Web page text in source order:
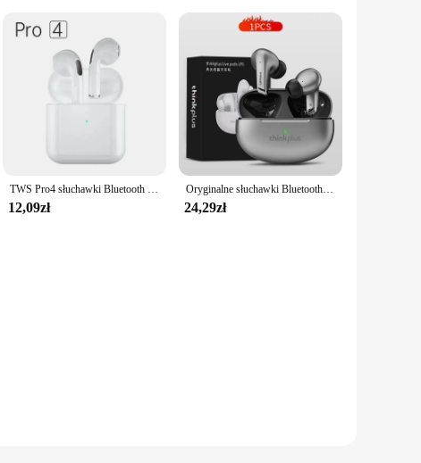
TWS Pro4 słuchawki Bluetooth słuchawki bezprzewodowe Mini sportowy zestaw słuchawkowy słuchawki douszne słuchawki muzyczne dla iPhone Xiaomi Huawei Redmi
12,09zł
Oryginalne słuchawki Bluetooth thinkplus słuchawki bezprzewodowe sterowanie dotykowe sportowy zestaw słuchawkowy Stereo słuchawki douszne do telefonu Android
24,29zł